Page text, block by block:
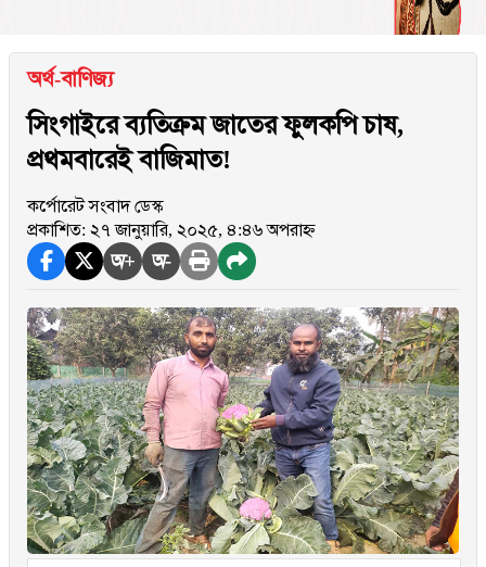
অর্থ-বাণিজ্য
সিংগাইরে ব্যতিক্রম জাতের ফুলকপি চাষ,
প্রথমবারেই বাজিমাত!
কর্পোরেট সংবাদ ডেস্ক
প্রকাশিত: ২৭ জানুয়ারি, ২০২৫, ৪:৪৬ অপরাহ্ন
অ+ অ-